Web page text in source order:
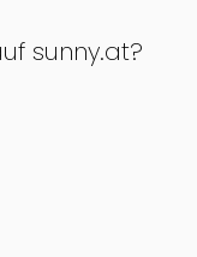
sunny.at?